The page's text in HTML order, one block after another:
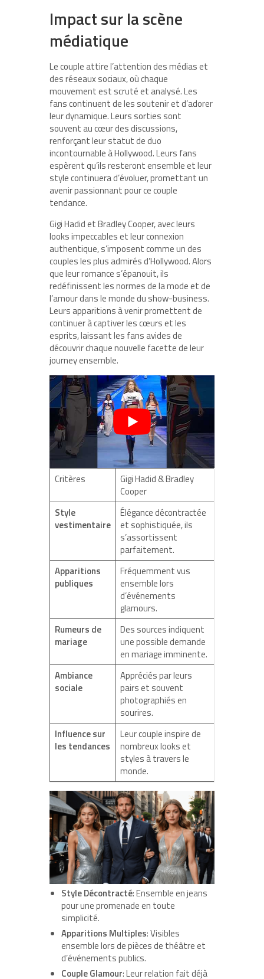
Impact sur la scène
médiatique
Le couple attire l’attention des médias et
des réseaux sociaux, où chaque
mouvement est scruté et analysé. Les
fans continuent de les soutenir et d’adorer
leur dynamique. Leurs sorties sont
souvent au cœur des discussions,
renforçant leur statut de duo
incontournable à Hollywood. Leurs fans
espèrent qu’ils resteront ensemble et leur
style continuera d’évoluer, promettant un
avenir passionnant pour ce couple
tendance.
Gigi Hadid et Bradley Cooper, avec leurs
looks impeccables et leur connexion
authentique, s’imposent comme un des
couples les plus admirés d’Hollywood. Alors
que leur romance s’épanouit, ils
redéfinissent les normes de la mode et de
l’amour dans le monde du show-business.
Leurs apparitions à venir promettent de
continuer à captiver les cœurs et les
esprits, laissant les fans avides de
découvrir chaque nouvelle facette de leur
journey ensemble.
Critères
Gigi Hadid & Bradley
Cooper
Style
vestimentaire
Élégance décontractée
et sophistiquée, ils
s’assortissent
parfaitement.
Apparitions
publiques
Fréquemment vus
ensemble lors
d’événements
glamours.
Rumeurs de
mariage
Des sources indiquent
une possible demande
en mariage imminente.
Ambiance
sociale
Appréciés par leurs
pairs et souvent
photographiés en
sourires.
Influence sur
les tendances
Leur couple inspire de
nombreux looks et
styles à travers le
monde.
Style Décontracté: Ensemble en jeans
pour une promenade en toute
simplicité.
Apparitions Multiples: Visibles
ensemble lors de pièces de théâtre et
d’événements publics.
Couple Glamour: Leur relation fait déjà